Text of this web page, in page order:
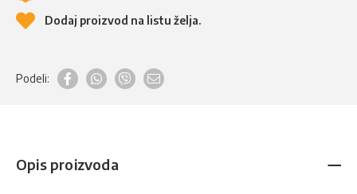
Dodaj proizvod na listu želja.
Podeli:
Opis proizvoda